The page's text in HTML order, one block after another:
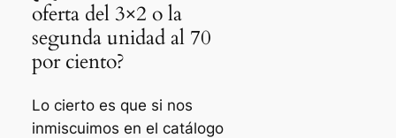
oferta del 3×2 o la
segunda unidad al 70
por ciento?
Lo cierto es que si nos
inmiscuimos en el catálogo